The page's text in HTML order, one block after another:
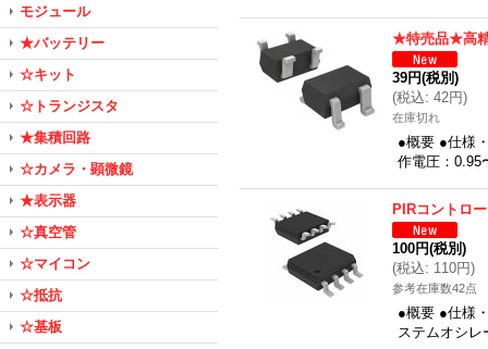
モジュール
★バッテリー
☆キット
☆トランジスタ
★集積回路
☆カメラ・顕微鏡
★表示器
☆真空管
☆マイコン
☆抵抗
☆基板
★特売品★高精
39円(税別)
(税込: 42円)
在庫切れ
●概要 ●仕様
作電圧：0.95
PIRコントロ
100円(税別)
(税込: 110円)
参考在庫数42点
●概要 ●仕様
ステムオシ